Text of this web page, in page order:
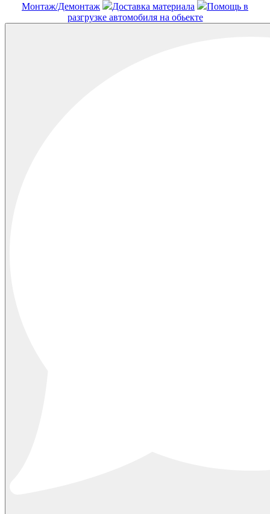
Монтаж/Демонтаж
Доставка материала
Помощь в
разгрузке автомобиля на обьекте